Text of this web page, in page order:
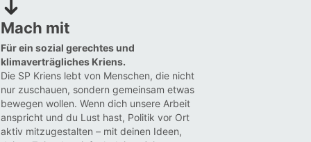
Mach mit
Für ein sozial gerechtes und
klimaverträgliches Kriens.
Die SP Kriens lebt von Menschen, die nicht
nur zuschauen, sondern gemeinsam etwas
bewegen wollen. Wenn dich unsere Arbeit
anspricht und du Lust hast, Politik vor Ort
aktiv mitzugestalten – mit deinen Ideen,